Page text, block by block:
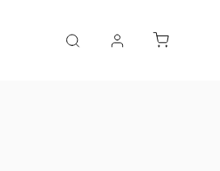
Výprodej Bižuterie